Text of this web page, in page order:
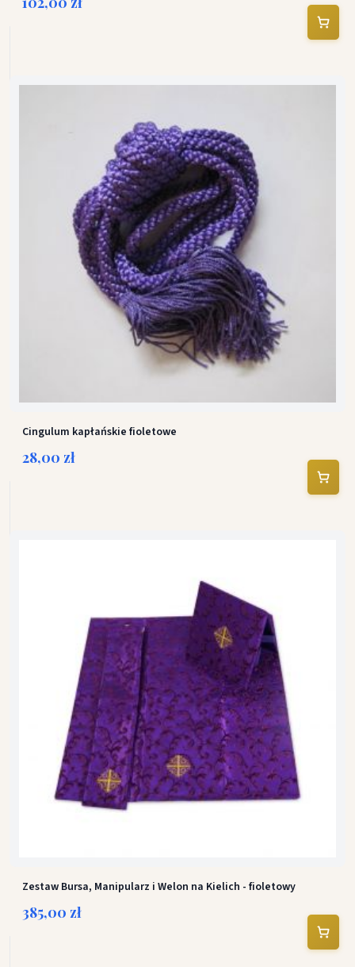
Cingulum kapłańskie fioletowe
28,00 zł
Zestaw Bursa, Manipularz i Welon na Kielich - fioletowy
385,00 zł